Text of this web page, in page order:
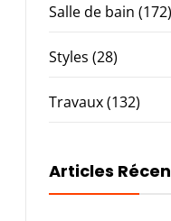
Salle de bain (172)
Styles (28)
Travaux(132)
Articles